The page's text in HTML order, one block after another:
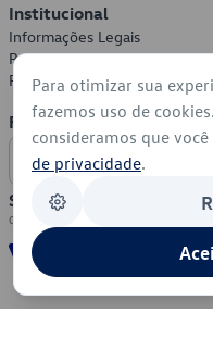
Institucional
Informações Legais
Política de Privacidade
Política de Cookies
Formas de Pagamento
Segurança
Para otimizar sua
fazemos uso de
consideramos que
de privacidade.